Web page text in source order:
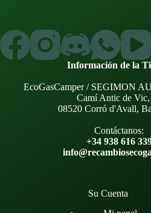
Información de la
EcoGasCamper / SEGIMON
Camí Antic de
08520 Corró d'Avall,
Contáctanos:
+34 938 616
Su Cuenta